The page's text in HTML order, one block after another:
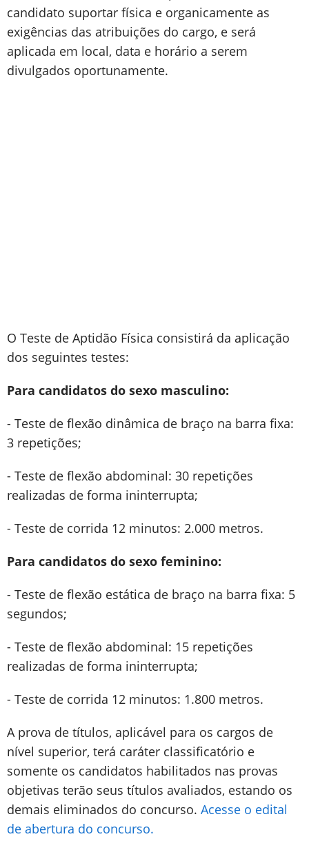
candidato suportar física e organicamente as
exigências das atribuições do cargo, e será
aplicada em local, data e horário a serem
divulgados oportunamente.
O Teste de Aptidão Física consistirá da aplicação
dos seguintes testes:
Para candidatos do sexo masculino:
- Teste de flexão dinâmica de braço na barra fixa:
3 repetições;
- Teste de flexão abdominal: 30 repetições
realizadas de forma ininterrupta;
- Teste de corrida 12 minutos: 2.000 metros.
Para candidatos do sexo feminino:
- Teste de flexão estática de braço na barra fixa: 5
segundos;
- Teste de flexão abdominal: 15 repetições
realizadas de forma ininterrupta;
- Teste de corrida 12 minutos: 1.800 metros.
A prova de títulos, aplicável para os cargos de
nível superior, terá caráter classificatório e
somente os candidatos habilitados nas provas
objetivas terão seus títulos avaliados, estando os
demais eliminados do concurso. Acesse o edital
de abertura do concurso.